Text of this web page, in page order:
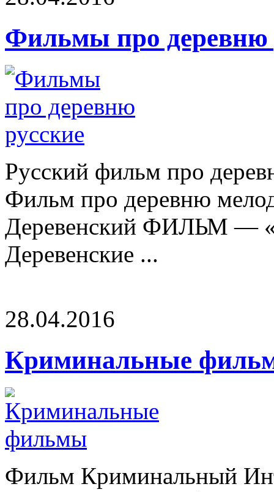
Фильмы про деревню
Русский фильм про
Фильм про деревню
Деревенский ФИЛЬМ —
Деревенские ...
28.04.2016
Криминальные
Фильм Криминальный